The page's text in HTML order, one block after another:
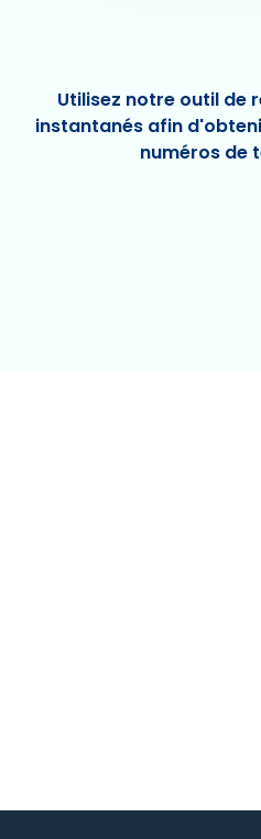
Utilisez notre outil de
instantanés afin
numéros de